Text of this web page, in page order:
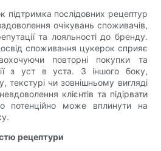
підтримка послідовних рецептур
очікувань споживачів,
та лояльності до бренду.
споживання цукерок сприяє
повторні покупки та
з уст в уста. З іншого боку,
текстурі чи зовнішньому вигляді
клієнтів та підірвати
потенційно може вплинути на
рецептури